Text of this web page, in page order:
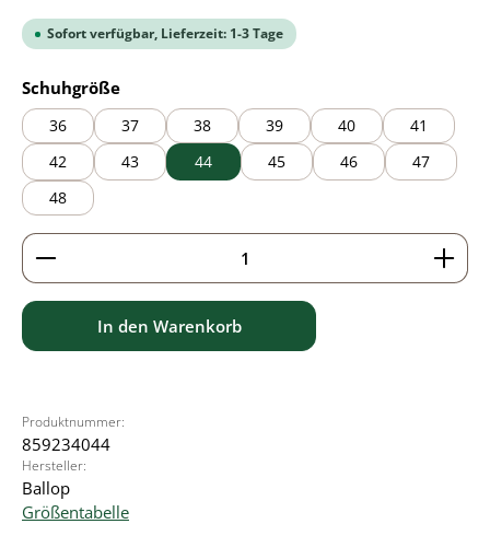
Sofort verfügbar, Lieferzeit: 1-3 Tage
Schuhgrößeauswählen
36 37 38 39 40
41
42
43 44 45 46
47
48
Produkt Anzahl: Gib den gewünschten Wert ein
In den Warenkorb
Produktnummer:
859234044
Hersteller:
Ballop
Größentabelle